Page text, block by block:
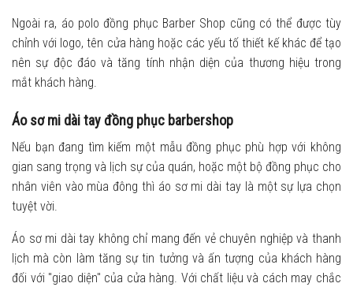
Ngoài ra, áo polo đồng phục Barber Shop cũng có thể được tùy
chỉnh với logo, tên cửa hàng hoặc các yếu tố thiết kế khác để tạo
nên sự độc đáo và tăng tính nhận diện của thương hiệu trong
mắt khách hàng.
Áo sơ mi dài tay đồng phục barbershop
Nếu bạn đang tìm kiếm một mẫu đồng phục phù hợp với không
gian sang trọng và lịch sự của quán, hoặc một bộ đồng phục cho
nhân viên vào mùa đông thì áo sơ mi dài tay là một sự lựa chọn
tuyệt vời.
Áo sơ mi dài tay không chỉ mang đến vẻ chuyên nghiệp và thanh
lịch mà còn làm tăng sự tin tưởng và ấn tượng của khách hàng
đối với "giao diện" của cửa hàng. Với chất liệu và cách may chắc